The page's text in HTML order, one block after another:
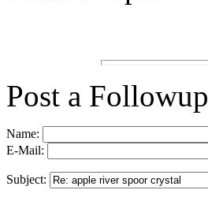
Post a Followup
Name:
E-Mail:
Subject: